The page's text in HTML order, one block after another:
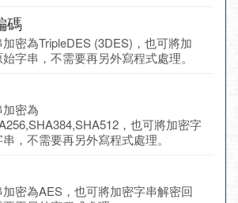
碼
密為TripleDES (3DES)，也可將加
字串，不需要再另外寫程式處理。
密為
，也可將加密字
，不需要再另外寫程式處理。
密為AES，也可將加密字串解密回